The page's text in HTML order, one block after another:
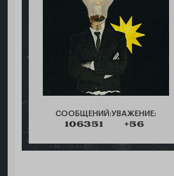
СООБЩЕНИЙ:
106351
УВАЖЕНИЕ:
+56